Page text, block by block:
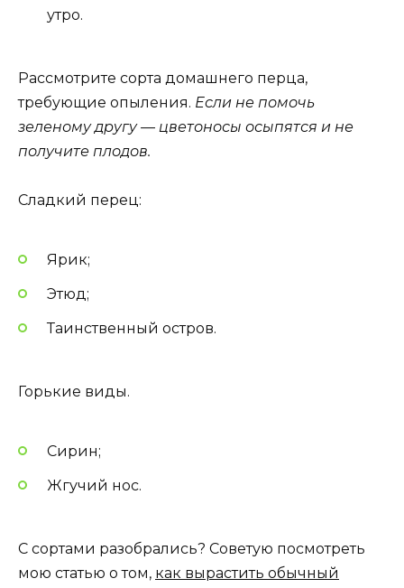
утро.
Рассмотрите сорта домашнего перца,
требующие опыления. Если не помочь
зеленому другу — цветоносы осыпятся и не
получите плодов.
Сладкий перец:
Ярик;
Этюд;
Таинственный остров.
Горькие виды.
Сирин;
Жгучий нос.
С сортами разобрались? Советую посмотреть
мою статью о том, как вырастить обычный